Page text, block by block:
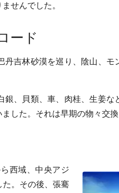
せんでした。
ード
吉林砂漠を巡り、陰山、モ
、貝類、車、肉桂、生姜な
した。それは早期の物々交換
西域、中央アジ
。その後、張騫